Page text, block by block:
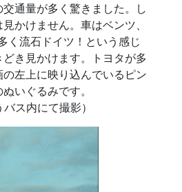
通量が多く驚きました。し
かけません。車はベンツ、
く流石ドイツ！という感じ
き見かけます。トヨタが多
左上に映り込んでいるピン
いぐるみです。
ス内にて撮影）